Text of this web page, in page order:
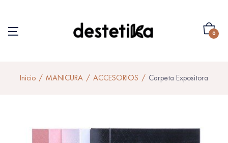
0
Inicio MANICURA ACCESORIOS Carpeta Expositora